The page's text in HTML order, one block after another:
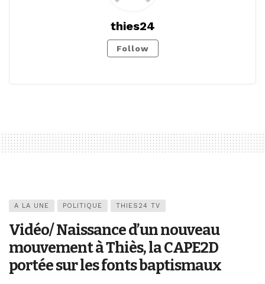
thies24
Follow
A LA UNE POLITIQUE THIES24 TV
Vidéo/ Naissance d’un nouveau
mouvement à Thiès, la CAPE2D
portée sur les fonts baptismaux